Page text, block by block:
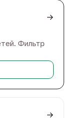
→
Фильтр
→